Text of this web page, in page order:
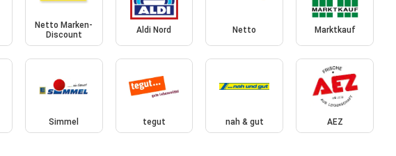
Netto Marken-
Discount
Aldi Nord Netto Marktkauf
Simmel tegut nah & gut AEZ